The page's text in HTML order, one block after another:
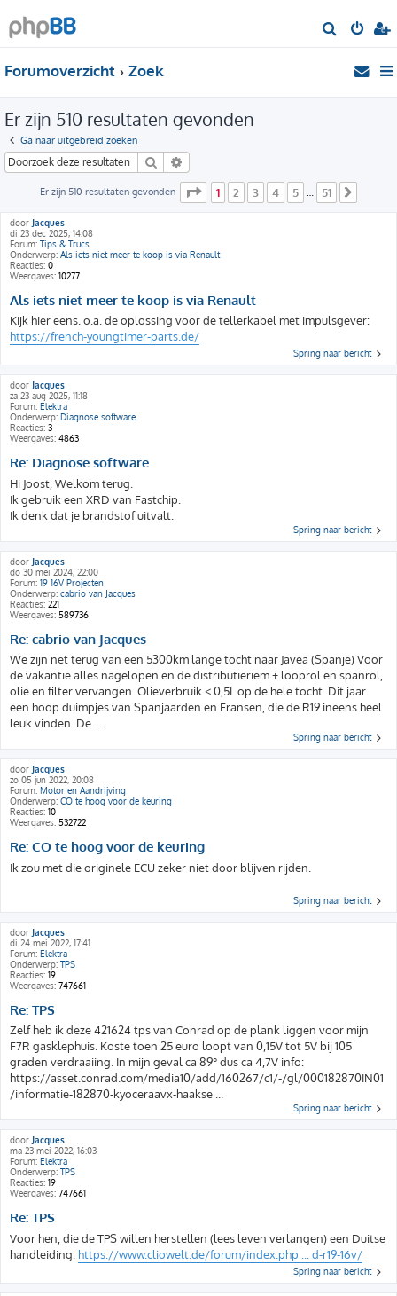
o
Forumoverzicht Zoek
Er zijn 510 resultaten gevonden
Ga naar uitgebreid zoeken
Zoek
Er zijn 510 resultaten gevonden Pagina van 51
1 2 3 4 5 51
door Jacques
di 23 dec 2025, 14:08
Forum: Tips & Trucs
Onderwerp: Als iets niet meer te koop is via Renault
Reacties: 0
Weergaves: 10277
Als iets niet meer te koop is via Renault
Kijk hier eens. o.a. de oplossing voor de tellerkabel met impulsgever:
https://french-youngtimer-parts.de/
Spring naar bericht
door Jacques
za 23 aug 2025, 11:18
Forum: Elektra
Onderwerp: Diagnose software
Reacties: 3
Weergaves: 4863
Re: Diagnose software
Hi Joost, Welkom terug.
Ik gebruik een XRD van Fastchip.
Ik denk dat je brandstof uitvalt.
Spring naar bericht
door Jacques
do 30 mei 2024, 22:00
Forum: 19 16V Projecten
Onderwerp: cabrio van Jacques
Reacties: 221
Weergaves: 589736
Re: cabrio van Jacques
We zijn net terug van een 5300km lange tocht naar Javea (Spanje) Voor
de vakantie alles nagelopen en de distributieriem + looprol en spanrol,
olie en filter vervangen. Olieverbruik < 0,5L op de hele tocht. Dit jaar
een hoop duimpjes van Spanjaarden en Fransen, die de R19 ineens heel
leuk vinden. De ...
Spring naar bericht
door Jacques
zo 05 jun 2022, 20:08
Forum: Motor en Aandrijving
Onderwerp: CO te hoog voor de keuring
Reacties: 10
Weergaves: 532722
Re: CO te hoog voor de keuring
Ik zou met die originele ECU zeker niet door blijven rijden.
Spring naar bericht
door Jacques
di 24 mei 2022, 17:41
Forum: Elektra
Onderwerp: TPS
Reacties: 19
Weergaves: 747661
Re: TPS
Zelf heb ik deze 421624 tps van Conrad op de plank liggen voor mijn
F7R gasklephuis. Koste toen 25 euro loopt van 0,15V tot 5V bij 105
graden verdraaiing. In mijn geval ca 89° dus ca 4,7V info:
https://asset.conrad.com/media10/add/160267/c1/-/gl/000182870IN01
/informatie-182870-kyoceraavx-haakse ...
Spring naar bericht
door Jacques
ma 23 mei 2022, 16:03
Forum: Elektra
Onderwerp: TPS
Reacties: 19
Weergaves: 747661
Re: TPS
Voor hen, die de TPS willen herstellen (lees leven verlangen) een Duitse
handleiding: https://www.cliowelt.de/forum/index.php ... d-r19-16v/
Spring naar bericht